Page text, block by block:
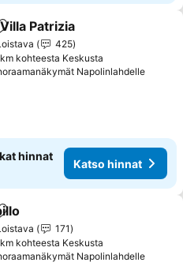
suosikkeihin
Patrizia
425
kohteesta Keskusta
Napolinlahdelle
hinnat
Katso hinnat
suosikkeihin
171
kohteesta Keskusta
Napolinlahdelle